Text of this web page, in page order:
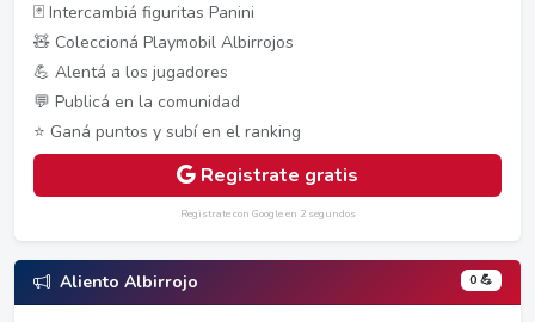
🃏 Intercambiá figuritas Panini
🧸 Coleccioná Playmobil Albirrojos
💪 Alentá a los jugadores
💬 Publicá en la comunidad
⭐ Ganá puntos y subí en el ranking
Registrate gratis
Registrate con Google en 2 segundos
Aliento Albirrojo 0 💪